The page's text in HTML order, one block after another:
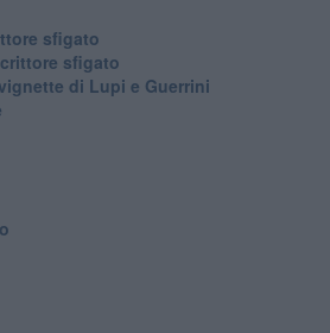
sfigato
sfigato
di Lupi e Guerrini